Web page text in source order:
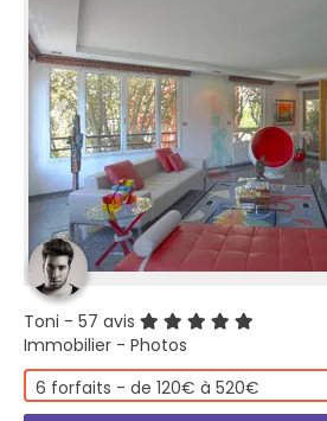
Toni - 57 avis
Immobilier - Photos
6 forfaits - de 120€ à 520€